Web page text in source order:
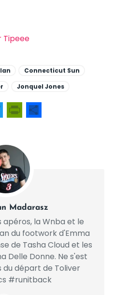
Connecticut Sun
Jonquel Jones
PrintFriendly
Share
Madarasz
apéros, la Wnba et le
du footwork d'Emma
de Tasha Cloud et les
Delle Donne. Ne s'est
du départ de Toliver
#runitback
Tipeee